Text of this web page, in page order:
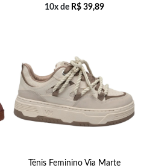
10x de R$39,89
Tênis Feminino Via Marte